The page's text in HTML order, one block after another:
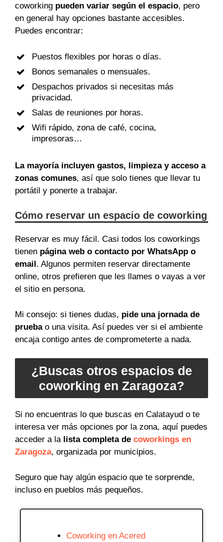
coworking pueden variar según el espacio, pero
en general hay opciones bastante accesibles.
Puedes encontrar:
Puestos flexibles por horas o días.
Bonos semanales o mensuales.
Despachos privados si necesitas más
privacidad.
Salas de reuniones por horas.
Wifi rápido, zona de café, cocina,
impresoras…
La mayoría incluyen gastos, limpieza y acceso a
zonas comunes, así que solo tienes que llevar tu
portátil y ponerte a trabajar.
Cómo reservar un espacio de coworking
Reservar es muy fácil. Casi todos los coworkings
tienen página web o contacto por WhatsApp o
email . Algunos permiten reservar directamente
online, otros prefieren que les llames o vayas a ver
el sitio en persona.
Mi consejo: si tienes dudas, pide una jornada de
pruebao una visita. Así puedes ver si el ambiente
encaja contigo antes de comprometerte a nada.
¿Buscas otros espacios de
coworking en Zaragoza?
Si no encuentras lo que buscas en Calatayud o te
interesa ver más opciones por la zona, aquí puedes
acceder a lalista completa de coworkings en
Zaragoza, organizada por municipios.
Seguro que hay algún espacio que te sorprende,
incluso en pueblos más pequeños.
Coworking en Acered